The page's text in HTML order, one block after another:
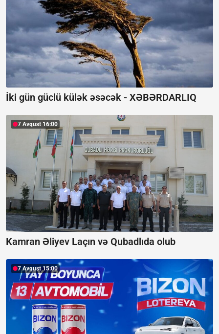
İki gün güclü külək əsəcək - XƏBƏRDARLIQ
7 Avqust 16:00
Kamran Əliyev Laçın və Qubadlıda olub
7 Avqust 15:00